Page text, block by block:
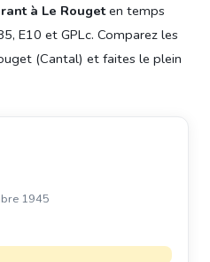
à Le Rougeten temps
E10 et GPLc. Comparez les
(Cantal) et faites le plein
1945